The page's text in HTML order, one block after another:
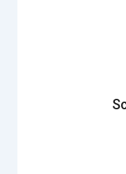
avverso
emesso